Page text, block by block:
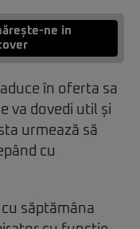
ne in
în oferta sa
va dovedi util și
urmează să
cu
săptămâna